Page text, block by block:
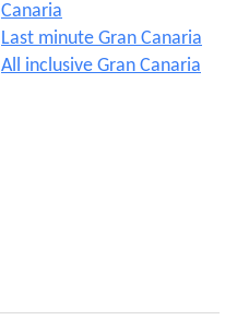
Canaria
Last minute Gran Canaria
All inclusive Gran Canaria